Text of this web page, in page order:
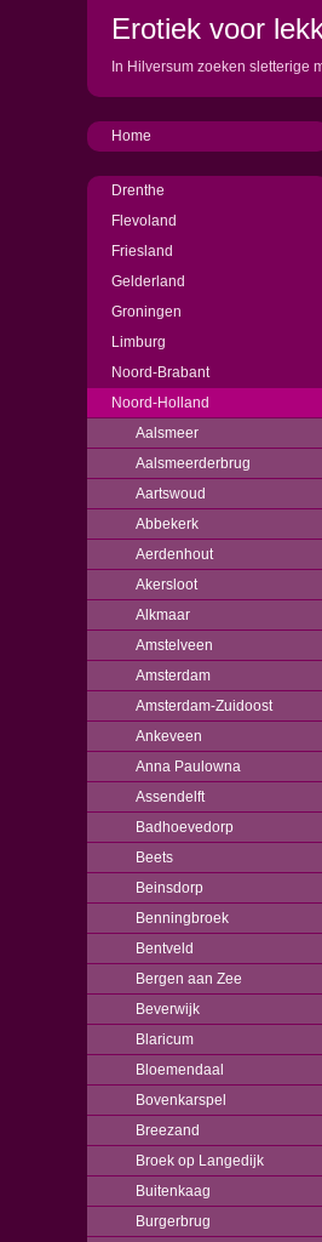
Erotiek voor
In Hilversum zoeken sletterige
Home
Drenthe
Flevoland
Friesland
Gelderland
Groningen
Limburg
Noord-Brabant
Noord-Holland
Aalsmeer
Aalsmeerderbrug
Aartswoud
Abbekerk
Aerdenhout
Akersloot
Alkmaar
Amstelveen
Amsterdam
Amsterdam-Zuidoost
Ankeveen
Anna Paulowna
Assendelft
Badhoevedorp
Beets
Beinsdorp
Benningbroek
Bentveld
Bergen aan Zee
Beverwijk
Blaricum
Bloemendaal
Bovenkarspel
Breezand
Broek op Langedijk
Buitenkaag
Burgerbrug